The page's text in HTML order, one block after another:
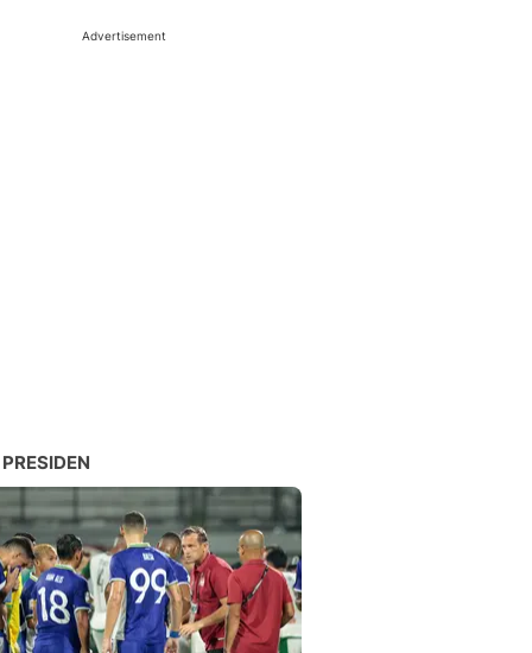
Advertisement